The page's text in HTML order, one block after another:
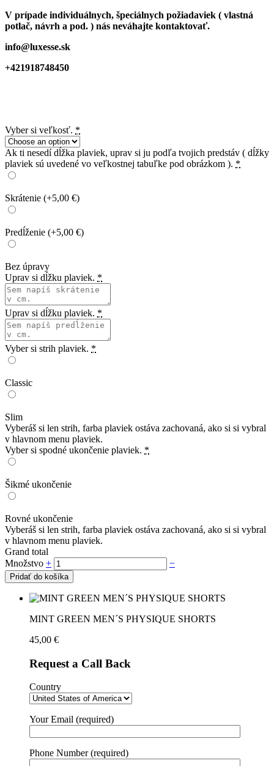
V prípade individuálnych, špeciálnych požiadaviek ( vlastná
potlač, návrh a pod. ) nás neváhajte kontaktovať.
info@luxesse.sk
+421918748450
Vyber si veľkosť. *
Ak ti nesedí dĺžka plaviek, uprav si ju podľa tvojich predstáv ( dĺžky
plaviek sú uvedené vo veľkostnej tabuľke pod obrázkom ). *
Skrátenie (+5,00 €)
Predĺženie (+5,00 €)
Bez úpravy
Uprav si dĺžku plaviek. *
Uprav si dĺžku plaviek. *
Vyber si strih plaviek. *
Classic
Slim
Vyberáš si len strih, farba plaviek ostáva zachovaná, ako si si vybral
v hlavnom menu plaviek.
Vyber si spodné ukončenie plaviek. *
Šikmé ukončenie
Rovné ukončenie
Vyberáš si len strih, farba plaviek ostáva zachovaná, ako si si vybral
v hlavnom menu plaviek.
Grand total
Množstvo + −
Pridať do košíka
MINT GREEN MEN´S PHYSIQUE SHORTS
45,00 €
Request a Call Back
Country
Your Email (required)
Phone Number (required)